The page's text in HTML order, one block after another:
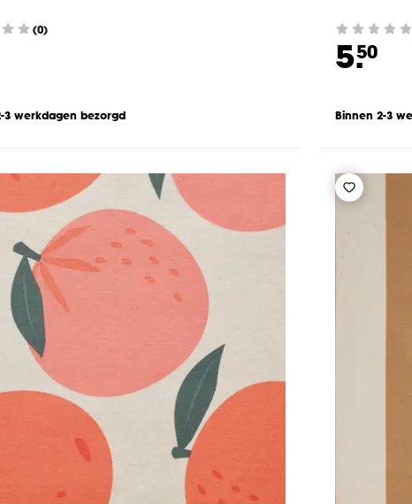
(0)
3 werkdagen bezorgd
5.50
Binnen 2-3